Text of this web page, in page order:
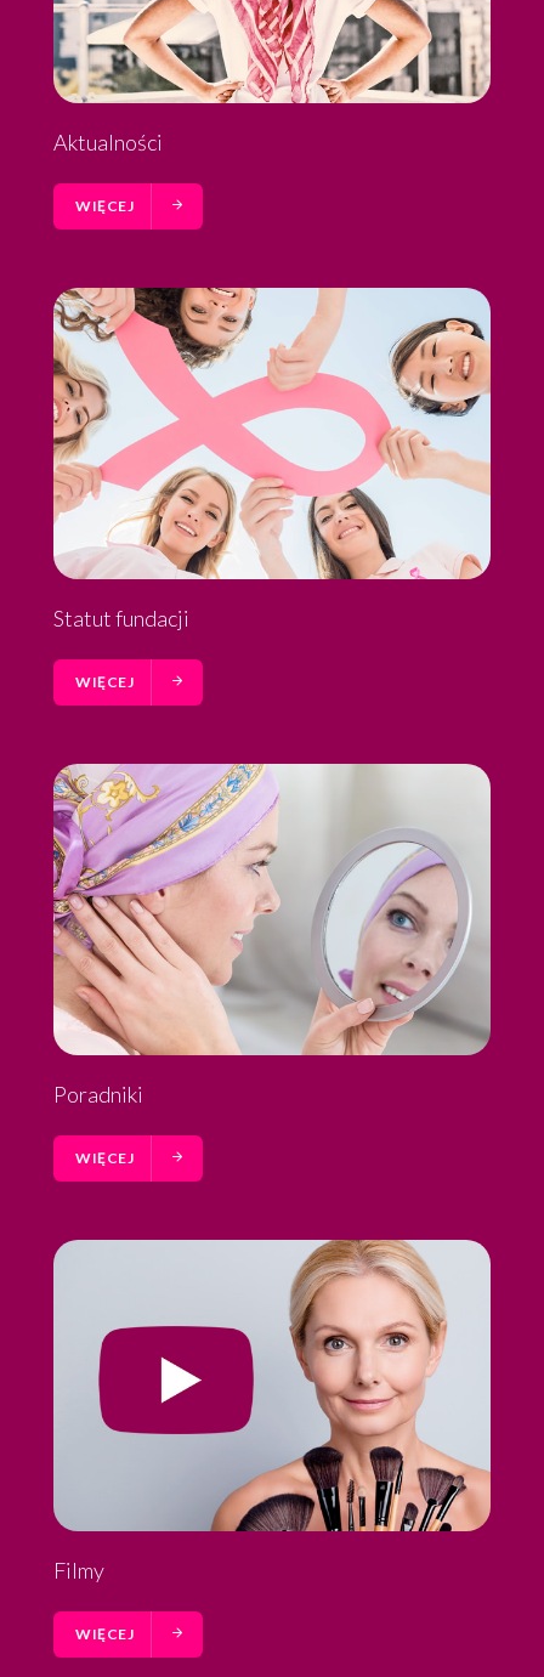
Aktualności
WIĘCEJ
Statut fundacji
WIĘCEJ
Poradniki
WIĘCEJ
Filmy
WIĘCEJ